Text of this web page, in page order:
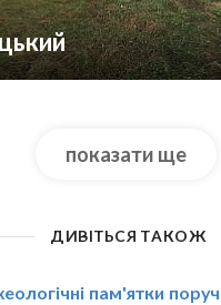
показати ще
ДИВІТЬСЯ ТАКОЖ
пам'ятки